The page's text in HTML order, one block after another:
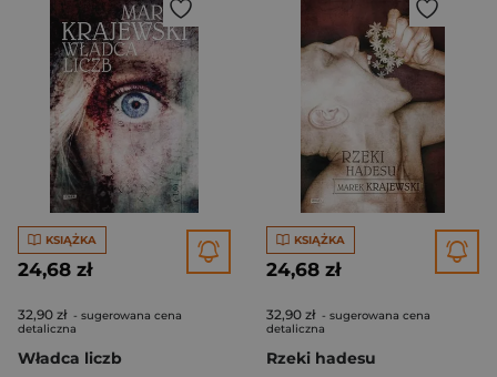
KSIĄŻKA
24,68 zł
32,90 zł - sugerowana cena
detaliczna
Władca liczb
KSIĄŻKA
24,68 zł
32,90 zł - sugerowana cena
detaliczna
Rzeki hadesu